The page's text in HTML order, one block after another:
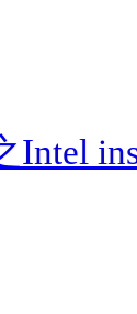
Intel